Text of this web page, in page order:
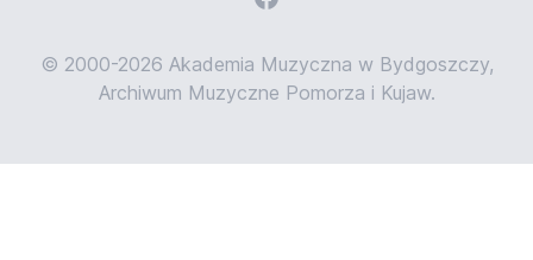
© 2000-2026 Akademia Muzyczna w Bydgoszczy,
Archiwum Muzyczne Pomorza i Kujaw.